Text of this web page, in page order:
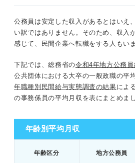
公務員は安定した収入があるとはいえ
い訳ではありません。そのため、収入
感じて、民間企業へ転職をする人もいま
下記では、総務省の令和4年地方公務
公共団体における大卒の一般政職の平
年職種別民間給与実態調査の結果によ
の事務係員の平均月収を表にまとめまし
年齢区分 地方公務員
年齢別平均月収